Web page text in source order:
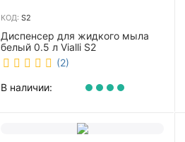
КОД: S2
Диспенсер для жидкого мыла
белый 0.5 л Vialli S2
(2)
В наличии: